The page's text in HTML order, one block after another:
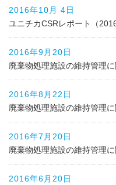
2016年10月 4日
ユニチカCSRレポート（
2016年9月20日
廃棄物処理施設の維持管理
2016年8月22日
廃棄物処理施設の維持管理
2016年7月20日
廃棄物処理施設の維持管理
2016年6月20日